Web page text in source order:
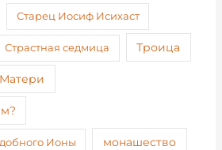
Старец Иосиф Исихаст
Страстная седмица Троица
Ионы монашество